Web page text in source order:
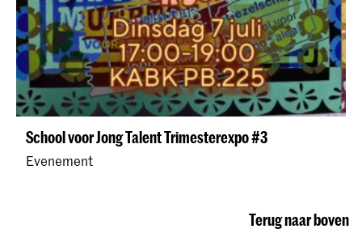
School voor Jong Talent Trimesterexpo #3
Evenement
Terug naar boven